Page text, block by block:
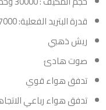
قدرة البتريد الفعلية: 27000 وحده
ريش ذهبي
صوت هادئ
تدفق هواء قوي
تدفق هواء رباعي